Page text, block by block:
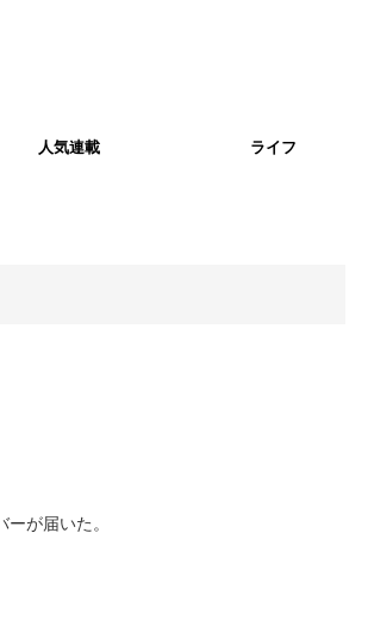
人気連載 ライフ
が届いた。